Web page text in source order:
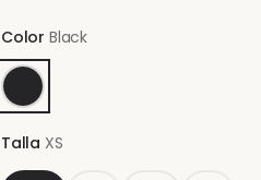
Color Black
Talla XS